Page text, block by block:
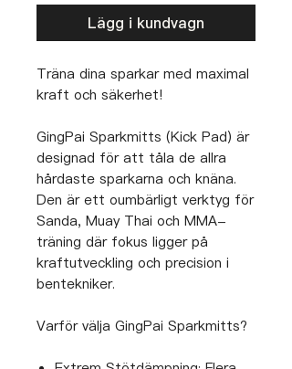
Lägg i kundvagn
Träna dina sparkar med maximal
kraft och säkerhet!
GingPai Sparkmitts (Kick Pad) är
designad för att tåla de allra
hårdaste sparkarna och knäna.
Den är ett oumbärligt verktyg för
Sanda, Muay Thai och MMA-
träning där fokus ligger på
kraftutveckling och precision i
bentekniker.
Varför välja GingPai Sparkmitts?